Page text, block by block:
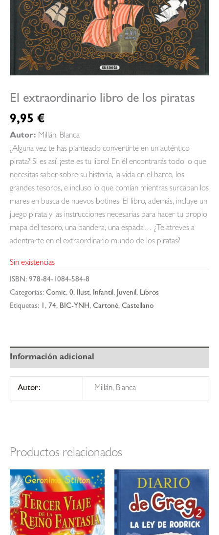
El extraordinario libro de los piratas
9,95 €
Autor: Millán, Blanca
¿Alguna vez te has planteado convertirte en un auténtico
pirata? Si es así, ¡este es tu libro! En él encontrarás todo lo que
necesitas saber sobre su historia, la vida en el barco, los
grandes tesoros, e incluso lo que comían mientras surcaban los
mares en busca de nuevos botines. El libro, además, incluye un
juego pirata y las instrucciones necesarias para hacer tu propio
mapa del tesoro, una bandera, una espada… ¿Te atreves a
adentrarte en el extraordinario mundo de los piratas?
Sin existencias
ISBN: 978-84-1084-584-8
Categorías: Comic, 0, Ilust, Infantil, Juvenil, Libros
Etiquetas: 1 , 74, BIC-YNH, Cartoné, Castellano
Información adicional
Autor: Millán, Blanca
Productos relacionados